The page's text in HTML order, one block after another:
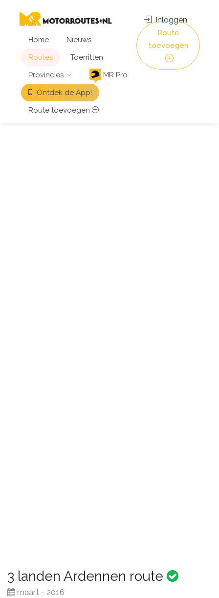
Home
Nieuws
Routes
Toerritten
Provincies
MR Pro
Ontdek de App!
Route toevoegen
Inloggen
Route
toevoegen
3 landen Ardennen route
maart - 2016